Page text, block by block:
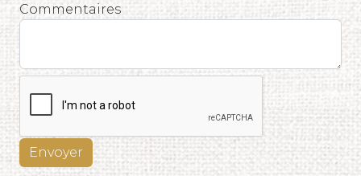
Commentaires
Envoyer